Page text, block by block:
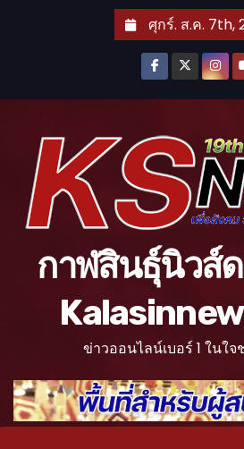
ศุกร์. ส.ค. 7th,
กาฬสินธุ์นิวส์
ข่าวออนไลน์เบอร์ 1 ในใ